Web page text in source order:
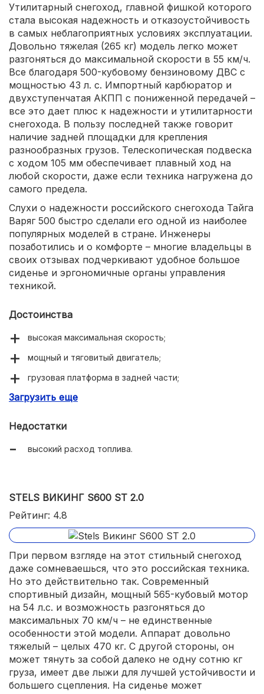
Утилитарный снегоход, главной фишкой которого
стала высокая надежность и отказоустойчивость
в самых неблагоприятных условиях эксплуатации.
Довольно тяжелая (265 кг) модель легко может
разгоняться до максимальной скорости в 55 км/ч.
Все благодаря 500-кубовому бензиновому ДВС с
мощностью 43 л. с. Импортный карбюратор и
двухступенчатая АКПП с пониженной передачей –
все это дает плюс к надежности и утилитарности
снегохода. В пользу последней также говорит
наличие задней площадки для крепления
разнообразных грузов. Телескопическая подвеска
с ходом 105 мм обеспечивает плавный ход на
любой скорости, даже если техника нагружена до
самого предела.
Слухи о надежности российского снегохода Тайга
Варяг 500 быстро сделали его одной из наиболее
популярных моделей в стране. Инженеры
позаботились и о комфорте – многие владельцы в
своих отзывах подчеркивают удобное большое
сиденье и эргономичные органы управления
техникой.
Достоинства
высокая максимальная скорость;
мощный и тяговитый двигатель;
грузовая платформа в задней части;
комфортное двухуровневое сиденье;
Загрузить еще
Недостатки
высокий расход топлива.
STELS ВИКИНГ S600 ST 2.0
Рейтинг: 4.8
При первом взгляде на этот стильный снегоход
даже сомневаешься, что это российская техника.
Но это действительно так. Современный
спортивный дизайн, мощный 565-кубовый мотор
на 54 л.с. и возможность разгоняться до
максимальных 70 км/ч – не единственные
особенности этой модели. Аппарат довольно
тяжелый – целых 470 кг. С другой стороны, он
может тянуть за собой далеко не одну сотню кг
груза, имеет две лыжи для лучшей устойчивости и
большего сцепления. На сиденье может